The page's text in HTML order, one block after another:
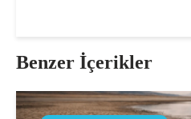
Benzer İçerikler